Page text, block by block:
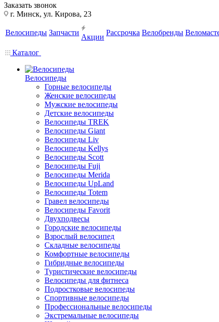
Заказать звонок
г. Минск, ул. Кирова, 23
Велосипеды Запчасти
Акции
Рассрочка Велобренды
Каталог
Велосипеды
Горные велосипеды
Женские велосипеды
Мужские велосипеды
Детские велосипеды
Велосипеды TREK
Велосипеды Giant
Велосипеды Liv
Велосипеды Kellys
Велосипеды Scott
Велосипеды Fuji
Велосипеды Merida
Велосипеды UpLand
Велосипеды Totem
Гравел велосипеды
Велосипеды Favorit
Двухподвесы
Городские велосипеды
Взрослый велосипед
Складные велосипеды
Комфортные велосипеды
Гибридные велосипеды
Туристические велосипеды
Велосипеды для фитнеса
Подростковые велосипеды
Спортивные велосипеды
Профессиональные велосипеды
Экстремальные велосипеды